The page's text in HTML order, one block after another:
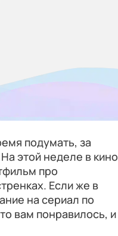
подумать, за
этой неделе в кино
про
Если же в
на сериал по
вам понравилось, и